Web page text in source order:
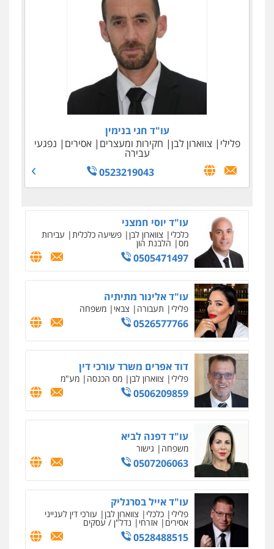
עו"ד חגי בנימין
פלילי
צווארון לבן חקירות ומעצרים אסירים נפגעי
עבירה
0523219043
גולדמן ושות' – משרד עו"ד
עבירות מס
036966733
כלכלי פשיטות רגל
אזרחי
0522614884
עו"ד יוסי חמצני
כלכלי צווארון לבן פשיעה כלכלית עבירות
מס הלבנת הון
0505471497
עו"ד אלינור מתיתיה
פלילי תעבורה צבאי משפחה
0526577766
דוד אפרים משרד עורכי דין
פלילי צווארון לבן מס הכנסה מע"מ
0506209859
עו"ד דפנה לביא
משפחה גישור
0507206063
עו"ד אייל בסרגליק
פלילי כלכלי צווארון לבן עורכי דין לענייני
אסירים אזרחי נדל"ן / עסקים
0528488515